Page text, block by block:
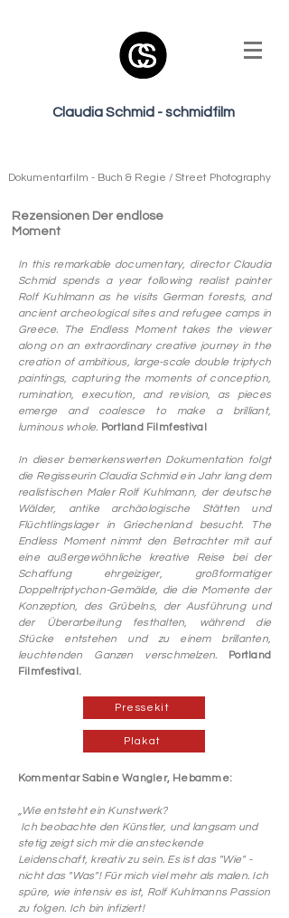
Claudia Schmid - schmidfilm
Dokumentarfilm - Buch & Regie / Street Photography
Rezensionen Der endlose
Moment
In this remarkable documentary, director Claudia
Schmid spends a year following realist painter
Rolf Kuhlmann as he visits German forests, and
ancient archeological sites and refugee camps in
Greece. The Endless Moment takes the viewer
along on an extraordinary creative journey in the
creation of ambitious, large-scale double triptych
paintings, capturing the moments of conception,
rumination, execution, and revision, as pieces
emerge and coalesce to make a brilliant,
luminous whole. Portland Filmfestival
In dieser bemerkenswerten Dokumentation folgt
die Regisseurin Claudia Schmid ein Jahr lang dem
realistischen Maler Rolf Kuhlmann, der deutsche
Wälder, antike archäologische Stätten und
Flüchtlingslager in Griechenland besucht. The
Endless Moment nimmt den Betrachter mit auf
eine außergewöhnliche kreative Reise bei der
Schaffung ehrgeiziger, großformatiger
Doppeltriptychon-Gemälde, die die Momente der
Konzeption, des Grübelns, der Ausführung und
der Überarbeitung festhalten, während die
Stücke entstehen und zu einem brillanten,
leuchtenden Ganzen verschmelzen.
Portland
Filmfestival.
Pressekit
Plakat
Kommentar Sabine Wangler, Hebamme:
„Wie entsteht ein Kunstwerk?
Ich beobachte den Künstler, und langsam und
stetig zeigt sich mir die ansteckende
Leidenschaft, kreativ zu sein. Es ist das "Wie" -
nicht das "Was"! Für mich viel mehr als malen. Ich
spüre, wie intensiv es ist, Rolf Kuhlmanns Passion
zu folgen. Ich bin infiziert!